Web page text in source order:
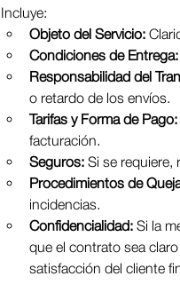
Incluye:
Objeto del Servicio:
Condiciones de Entrega:
Responsabilidad del
o retardo de los envíos.
Tarifas y Forma de Pago:
facturación.
Seguros: Si se requiere,
Procedimientos de
incidencias.
Confidencialidad: Si la
que el contrato sea
satisfacción del cliente